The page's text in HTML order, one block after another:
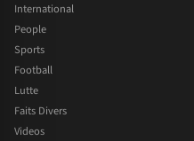
International
People
Sports
Football
Lutte
Faits Divers
Videos